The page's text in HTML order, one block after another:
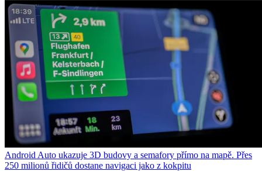
Android Auto ukazuje 3D budovy a semafory přímo na mapě. Přes
250 milionů řidičů dostane navigaci jako z kokpitu